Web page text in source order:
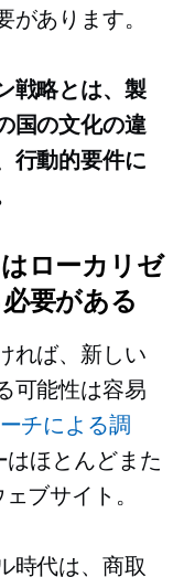
があります。
戦略とは、製
国の文化の違
行動的要件に
ローカリゼ
要がある
れば、新しい
可能性は容易
チによる調
はほとんどまた
ェブサイト。
時代は、商取